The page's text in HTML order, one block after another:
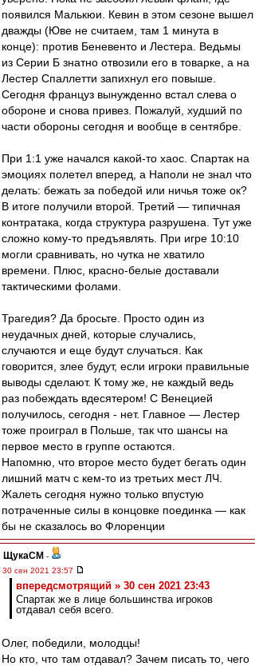
появился Малькюи. Кевин в этом сезоне вышел
дважды (Юве не считаем, там 1 минута в
конце): против Беневенто и Лестера. Ведьмы
из Серии Б знатно отвозили его в товарке, а на
Лестер Спаллетти запихнул его повыше.
Сегодня француз вынужденно встал слева о
обороне и снова привез. Пожалуй, худший по
части обороны сегодня и вообще в сентябре.
При 1:1 уже начался какой-то хаос. Спартак на
эмоциях полетел вперед, а Наполи не знал что
делать: бежать за победой или ничья тоже ок?
В итоге получили второй. Третий — типичная
контратака, когда структура разрушена. Тут уже
сложно кому-то предъявлять. При игре 10:10
могли сравнивать, но чутка не хватило
времени. Плюс, красно-белые доставали
тактическими фолами.
Трагедия? Да бросьте. Просто один из
неудачных дней, которые случались,
случаются и еще будут случаться. Как
говорится, злее будут, если игроки правильные
выводы сделают. К тому же, не каждый ведь
раз побеждать вдесятером! С Венецией
получилось, сегодня - нет. Главное — Лестер
тоже проиграл в Польше, так что шансы на
первое место в группе остаются.
Напомню, что второе место будет бегать один
лишний матч с кем-то из третьих мест ЛЧ.
Жалеть сегодня нужно только впустую
потраченные силы в концовке поединка — как
бы не сказалось во Флоренции
ЩукаСМ -
30 сен 2021 23:57
впередсмотрящий » 30 сен 2021 23:43
Спартак же в лице большинства игроков
отдавал себя всего.
Олег, победили, молодцы!
Но кто, что там отдавал? Зачем писать то, чего